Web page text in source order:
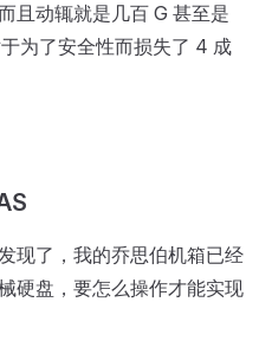
且动辄就是几百 G 甚至是
为了安全性而损失了 4 成
现了，我的乔思伯机箱已经
硬盘，要怎么操作才能实现